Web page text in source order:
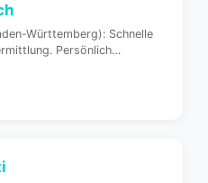
Württemberg): Schnelle
Persönlich…